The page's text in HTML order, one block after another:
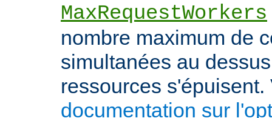
MaxRequestWorkers
nombre maximum de
simultanées au
ressources s'épuisent.
documentation sur